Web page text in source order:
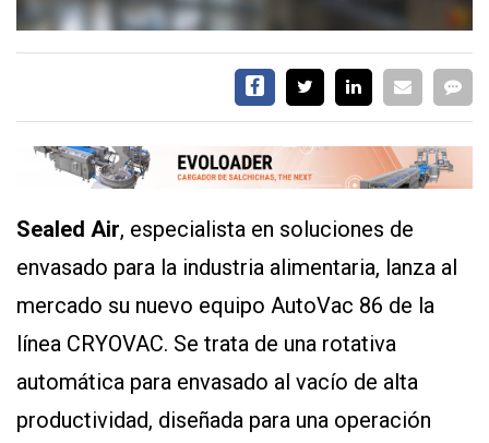
PRODUCCIÓN
TECNOLOGÍA
AVIGE
ARGENTINA
MERCADO
SERVICIOS
CONTÁCTENOS
Sealed Air, especialista en soluciones de
envasado para la industria alimentaria, lanza al
mercado su nuevo equipo AutoVac 86 de la
línea CRYOVAC. Se trata de una rotativa
automática para envasado al vacío de alta
productividad, diseñada para una operación